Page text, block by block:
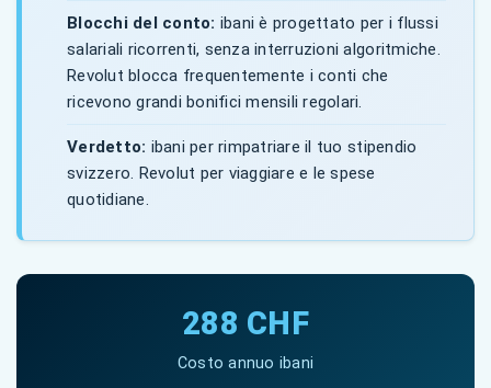
Blocchi del conto: ibani è progettato per i flussi
salariali ricorrenti, senza interruzioni algoritmiche.
Revolut blocca frequentemente i conti che
ricevono grandi bonifici mensili regolari.
Verdetto: ibani per rimpatriare il tuo stipendio
svizzero. Revolut per viaggiare e le spese
quotidiane.
288 CHF
Costo annuo ibani